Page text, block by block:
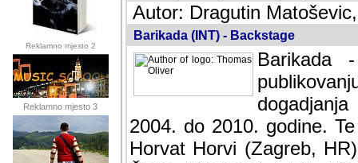
Reklamno mjesto 2
Reklamno mjesto 3
Autor: Dragutin
Barikada (INT) - Backstage
Barikada
2004. do 2010. godine.
Horvat Horvi (Zagreb,